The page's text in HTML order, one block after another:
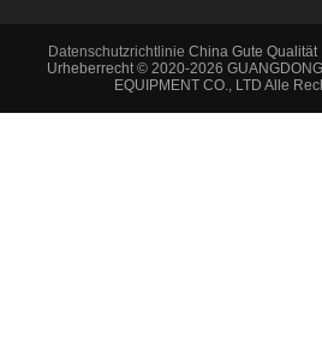
Datenschutzrichtlinie China Gute
Urheberrecht © 2020-2026
EQUIPMENT CO., LTD Alle